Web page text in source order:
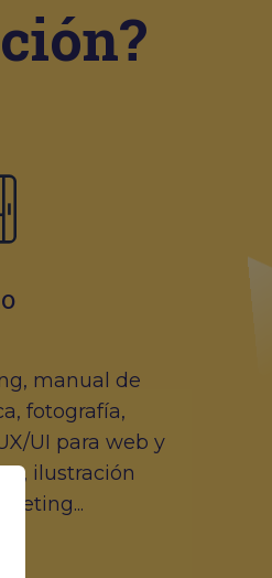
manual de
fotografía,
UI para web y
ilustración